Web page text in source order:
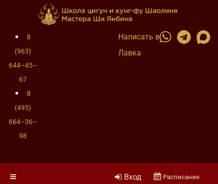
8
(963)
644–45–
67
8
(495)
664–36–
98
Написать в
Лавка
Вход Расписание